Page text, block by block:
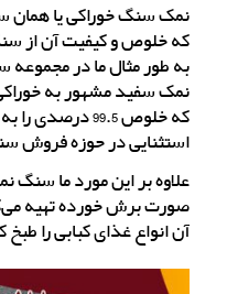
نمک سنگ خوراکی یا
که خلوص و کیفیت آن از
به طور مثال ما در
نمک سفید مشهور به خوراکی
که خلوص 99.5
استثنایی در حوزه
علاوه بر این مورد ما سنگ
صورت برش خورده تهیه
آن انواع غذای کبابی را طبخ